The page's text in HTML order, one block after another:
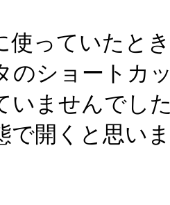
っていたと
のショートカ
いませんでし
で開くと思い